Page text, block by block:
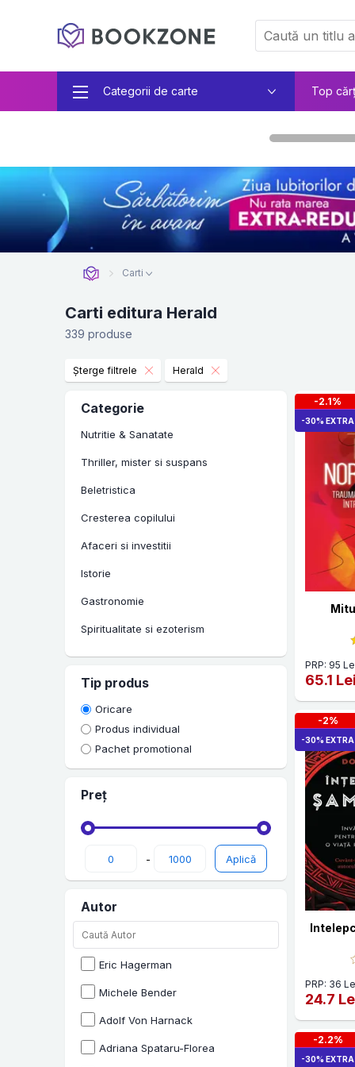
Categorii de carte Top
Carti
Carti editura Herald
339 produse
Șterge filtrele Herald
Categorie
Nutritie & Sanatate
Thriller, mister si suspans
Beletristica
Cresterea copilului
Afaceri si investitii
Istorie
Gastronomie
Spiritualitate si ezoterism
Manuale scolare si auxiliare
Carti in limbi straine
Carti cu autograf
Carti in limba engleza
Pop Culture
Carti Sociologie
Carti fictiune
Religie
Dezvoltare personala
Memorii, biografii si jurnale
Carti pentru copii
Carti de dragoste
Young Adult
Tip produs
Oricare
Produs individual
Pachet promotional
Preț
-
Autor
Eric Hagerman
Michele Bender
Adolf Von Harnack
Adriana Spataru-Florea
-2.1%
-30% EXTRA
PRP: 95
65.1 Lei
-2%
-30% EXTRA
PRP: 36
24.7
-2.2%
-30% EXTRA